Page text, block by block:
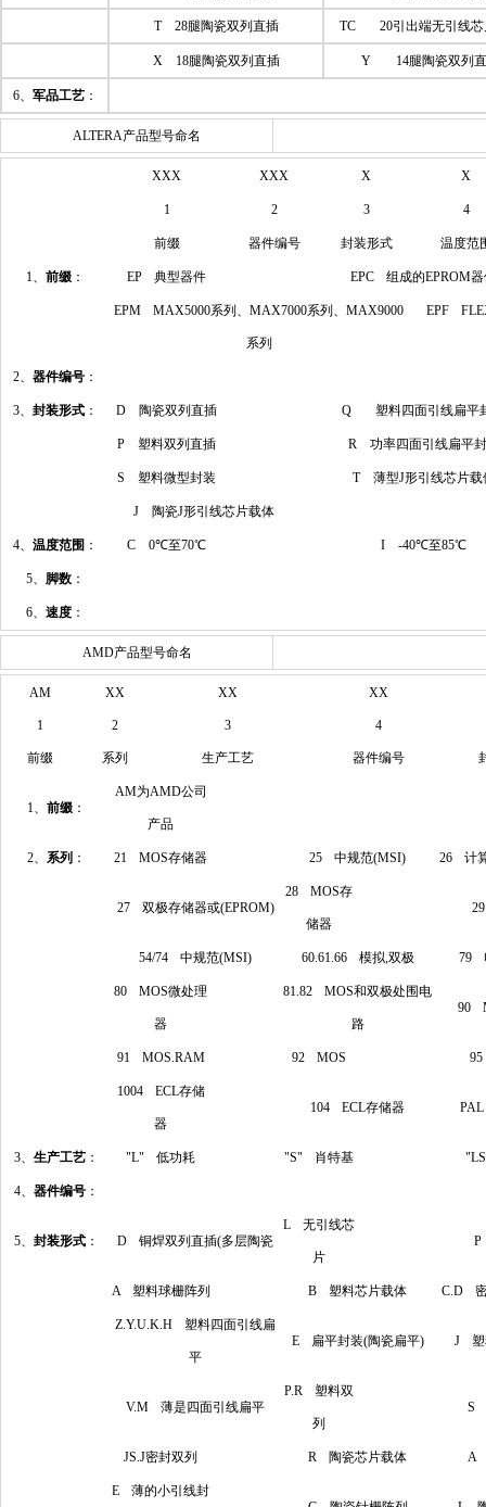
T 28腿陶瓷双列直插 TC 20引出端无引线芯
X 18腿陶瓷双列直插 Y 14腿陶瓷双列
6、 军品工艺：
ALTERA产品型号命名
XXX XXX X X
1 2 3 4
前缀 器件编号 封装形式 温度范
1、 前缀 ： EP 典型器件 EPC 组成的EPROM器
EPM MAX5000系列、MAX7000系列、MAX9000
系列
EPF
2、 器件编号 ：
3、 封装形式 ： D 陶瓷双列直插 Q 塑料四面引线扁平
P 塑料双列直插 R 功率四面引线扁平
S 塑料微型封装 T 薄型J形引线芯片载
J 陶瓷J形引线芯片载体
4、 温度范围 ： C 0℃至70℃ I -40℃至85℃
5、 脚数 ：
6、 速度 ：
AMD产品型号命名
AM XX XX XX
1 2 3 4
前缀 系列 生产工艺 器件编号
1、 前缀：
AM为AMD公司
产品
2、 系列 ： 21 MOS存储器 25 中规范(MSI) 26 计
27 双极存储器或(EPROM)
28 MOS存
储器
54/74 中规范(MSI) 60.61.66 模拟,双极 79
80 MOS微处理
器
81.82 MOS和双极处围电
路
90
91 MOS.RAM 92 MOS
1004 ECL存储
器
104 ECL存储器
3、 生产工艺： "L" 低功耗 "S" 肖特基
4、 器件编号：
5、 封装形式： D 铜焊双列直插(多层陶瓷
L 无引线芯
片
P
A 塑料球栅阵列 B 塑料芯片载体 C.D
Z.Y.U.K.H 塑料四面引线扁
平
E 扁平封装(陶瓷扁平) J 塑
V.M 薄是四面引线扁平
P.R 塑料双
列
S
JS.J密封双列 R 陶瓷芯片载体 A
E 薄的小引线封